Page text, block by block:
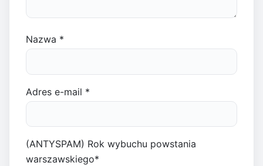
Nazwa *
Adres e-mail *
(ANTYSPAM) Rok wybuchu powstania
warszawskiego*